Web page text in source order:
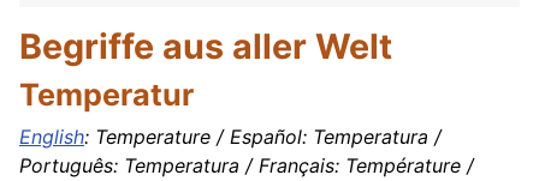
Begriffe aus aller Welt
Temperatur
English: Temperature / Español: Temperatura /
Português: Temperatura / Français: Température /